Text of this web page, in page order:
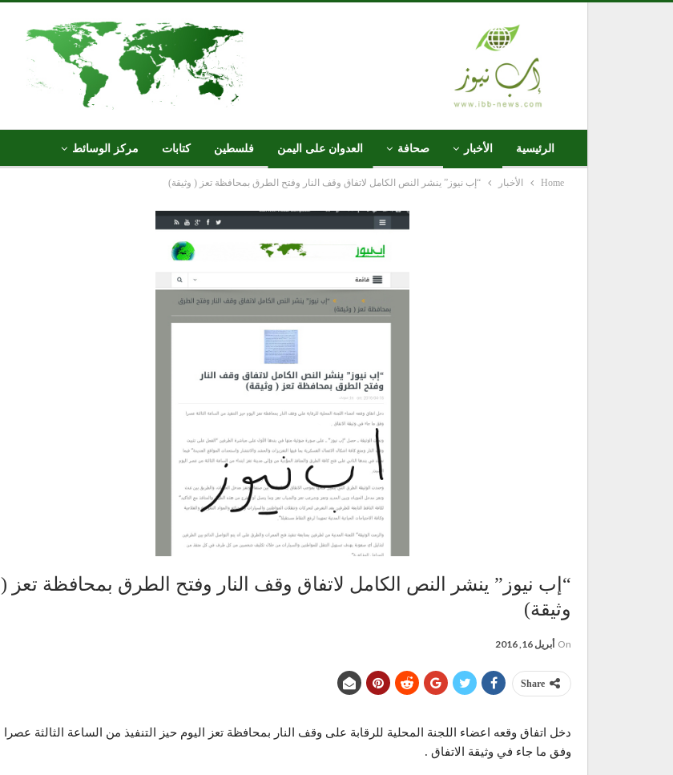
الرئيسية الأخبار صحافة العدوان على اليمن فلسطين كتابات مركز الوسائط
Home الأخبار “إب نيوز” ينشر النص الكامل لاتفاق وقف النار وفتح الطرق بمحافظة تعز ( وثيقة)
“إب نيوز” ينشر النص الكامل لاتفاق وقف النار وفتح الطرق بمحافظة تعز (
وثيقة)
On أبريل 16, 2016
Share
دخل اتفاق وقعه اعضاء اللجنة المحلية للرقابة على وقف النار بمحافظة تعز اليوم حيز التنفيذ من الساعة الثالثة عصرا
وفق ما جاء في وثيقة الاتفاق .